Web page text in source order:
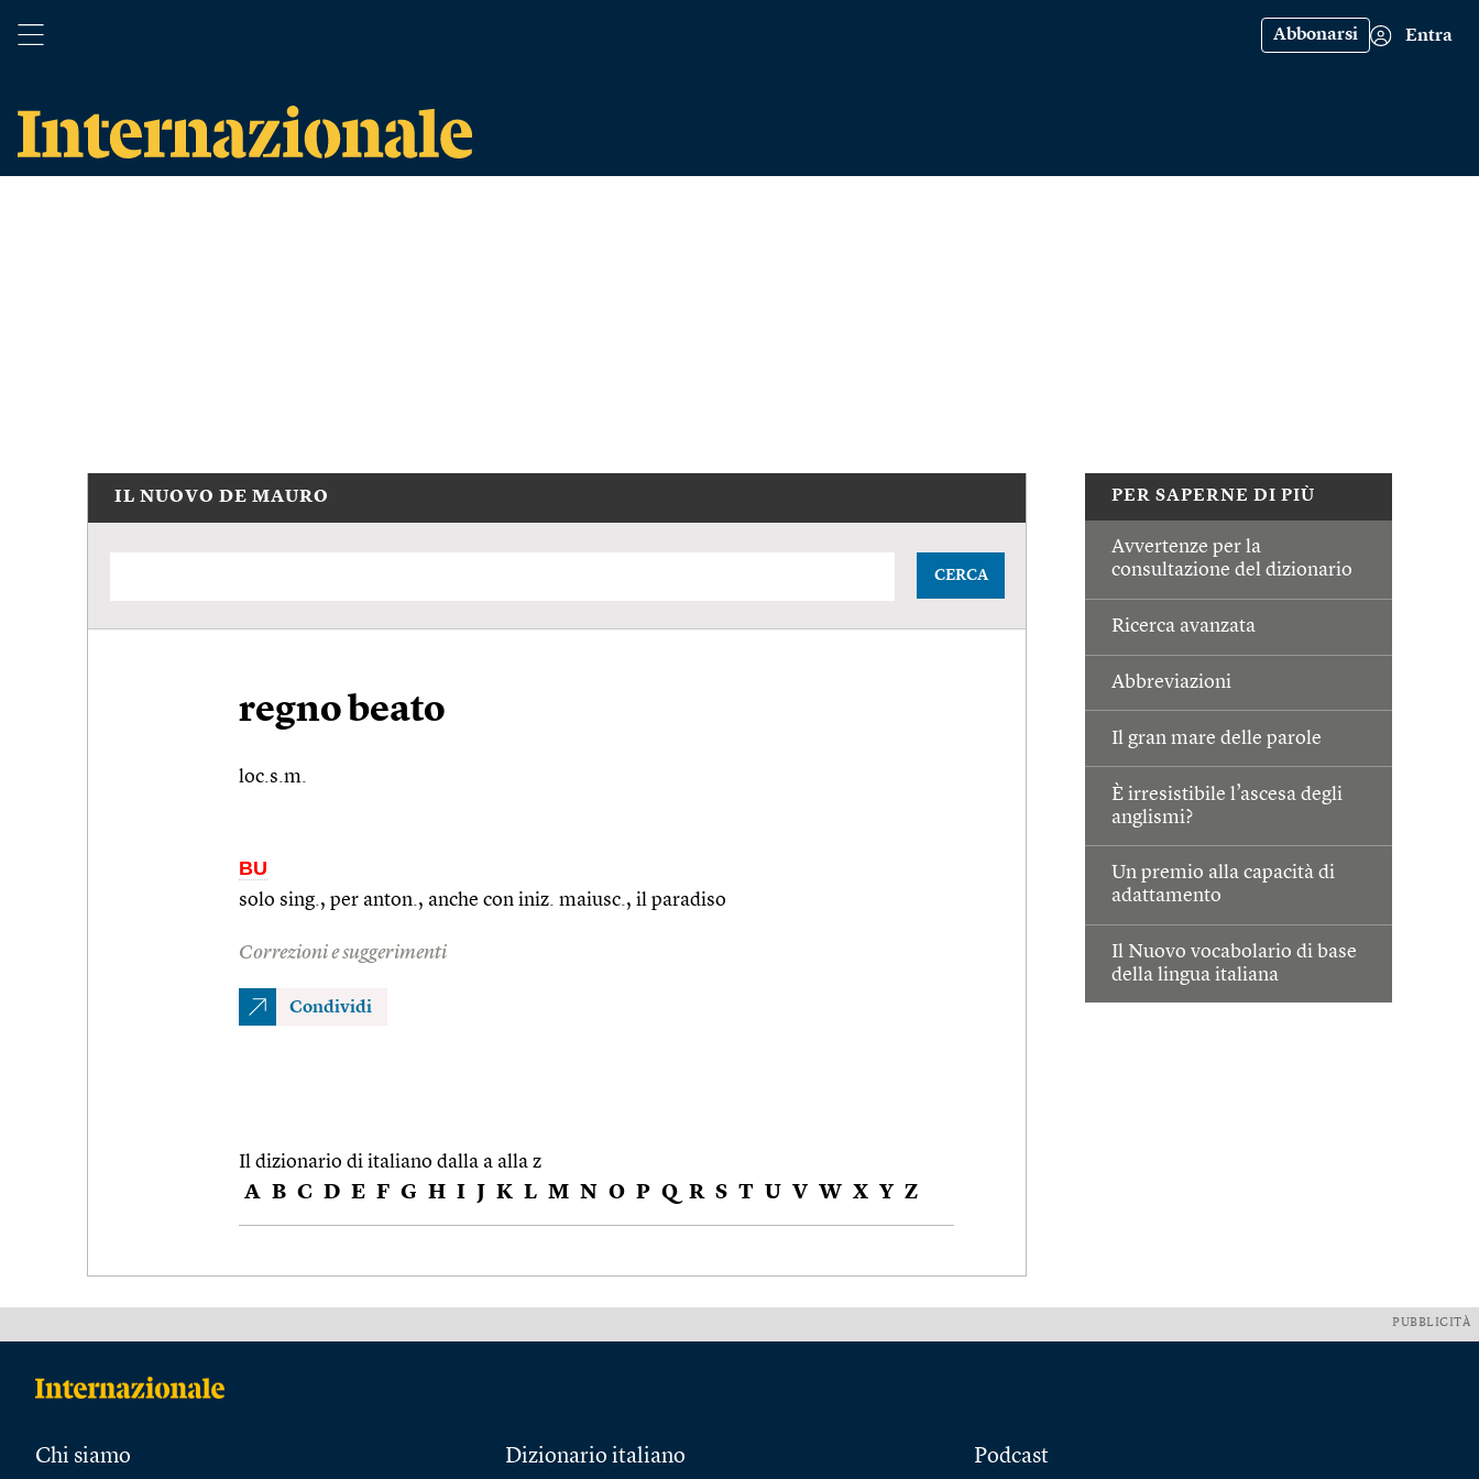
Abbonarsi Entra
PER SAPERNE DI PIÙ
Avvertenze per la
consultazione del dizionario
Ricerca avanzata
Abbreviazioni
Il gran mare delle parole
È irresistibile l’ascesa degli
anglismi?
Un premio alla capacità di
adattamento
Il Nuovo vocabolario di base
della lingua italiana
IL NUOVO DE MAURO
CERCA
regno beato
loc.s.m.
BU
solo sing., per anton., anche con iniz. maiusc., il paradiso
Correzioni e suggerimenti
Condividi
Il dizionario di italiano dalla a alla z
A B C D E F G H I J K L M N O P Q R S T U V W X Y Z
PUBBLICITÀ
Chi siamo Dizionario italiano Podcast